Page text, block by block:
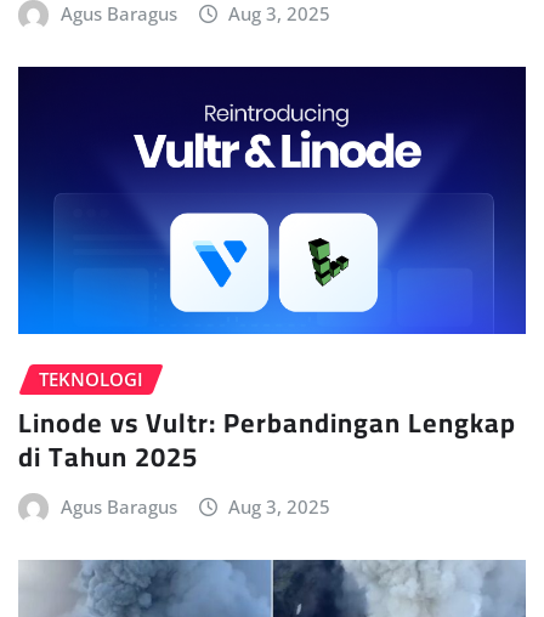
Agus Baragus Aug 3, 2025
TEKNOLOGI
Linode vs Vultr: Perbandingan Lengkap
di Tahun 2025
Agus Baragus Aug 3, 2025